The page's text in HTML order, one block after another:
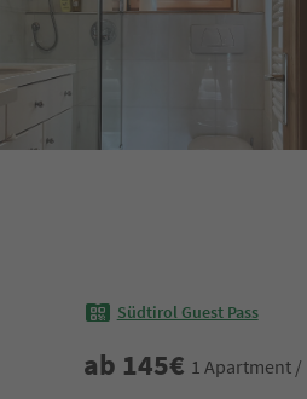
Südtirol Guest Pass
ab 145€ 1 Apartment /